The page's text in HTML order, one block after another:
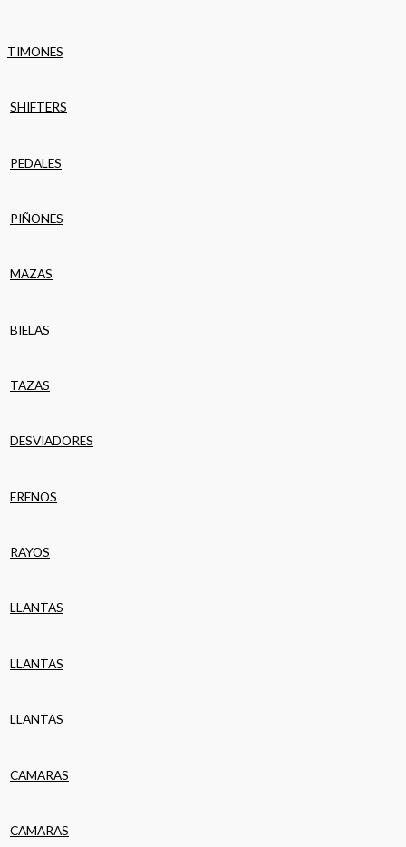
TIMONES
SHIFTERS
PEDALES
PIÑONES
MAZAS
BIELAS
TAZAS
DESVIADORES
FRENOS
RAYOS
LLANTAS
LLANTAS
LLANTAS
CAMARAS
CAMARAS